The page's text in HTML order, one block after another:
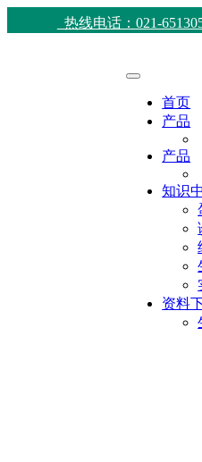
热线电话：021-
首页
产品
产品
知识
资料